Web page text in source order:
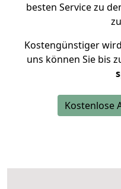
besten Service zu
Kostengünstiger
uns können Sie bis
Kostenlose